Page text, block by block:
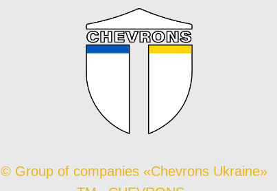
© Group of companies «Chevrons Ukraine»